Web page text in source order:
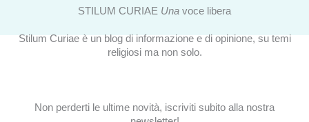
STILUM CURIAE Una voce libera
Stilum Curiae è un blog di informazione e di opinione, su temi
religiosi ma non solo.
Non perderti le ultime novità, iscriviti subito alla nostra